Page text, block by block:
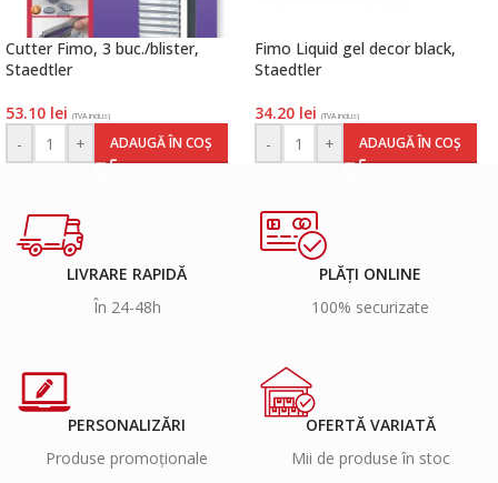
Cutter Fimo, 3 buc./blister,
Staedtler
53.10 lei (TVA inclus)
- + ADAUGĂ ÎN COȘ
Fimo Liquid gel decor black,
Staedtler
34.20 lei (TVA inclus)
- + ADAUGĂ ÎN COȘ
LIVRARE RAPIDĂ
În 24-48h
PLĂȚI ONLINE
100% securizate
PERSONALIZĂRI
Produse promoționale
OFERTĂ VARIATĂ
Mii de produse în stoc